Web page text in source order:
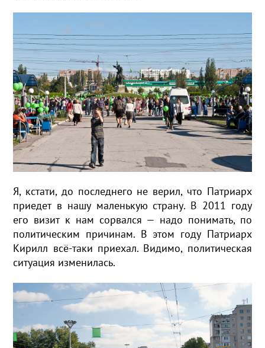
Я, кстати, до последнего не верил, что Патриарх
приедет в нашу маленькую страну. В 2011 году
его визит к нам сорвался — надо понимать, по
политическим причинам. В этом году Патриарх
Кирилл всё-таки приехал. Видимо, политическая
ситуация изменилась.